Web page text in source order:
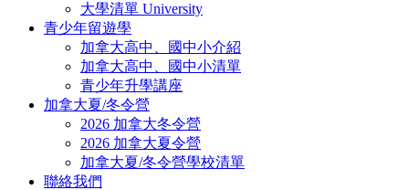
大學清單 University
青少年留遊學
加拿大高中、國中小介紹
加拿大高中、國中小清單
青少年升學講座
加拿大夏/冬令營
2026 加拿大冬令營
2026 加拿大夏令營
加拿大夏/冬令營學校清單
聯絡我們